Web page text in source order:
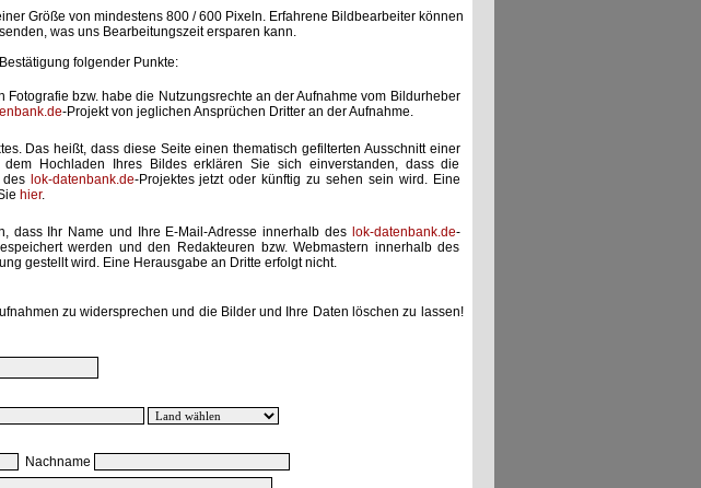
Größe von mindestens 800 / 600 Pixeln. Erfahrene Bildbearbeiter können
was uns Bearbeitungszeit ersparen kann.
folgender Punkte:
bzw. habe die Nutzungsrechte an der Aufnahme vom Bildurheber
-Projekt von jeglichen Ansprüchen Dritter an der Aufnahme.
Das heißt, dass diese Seite einen thematisch gefilterten Ausschnitt einer
Hochladen Ihres Bildes erklären Sie sich einverstanden, dass die
des lok-datenbank.de-Projektes jetzt oder künftig zu sehen sein wird. Eine
hier.
dass Ihr Name und Ihre E-Mail-Adresse innerhalb des lok-datenbank.de-
werden und den Redakteuren bzw. Webmastern innerhalb des
gestellt wird. Eine Herausgabe an Dritte erfolgt nicht.
zu widersprechen und die Bilder und Ihre Daten löschen zu lassen!
Nachname